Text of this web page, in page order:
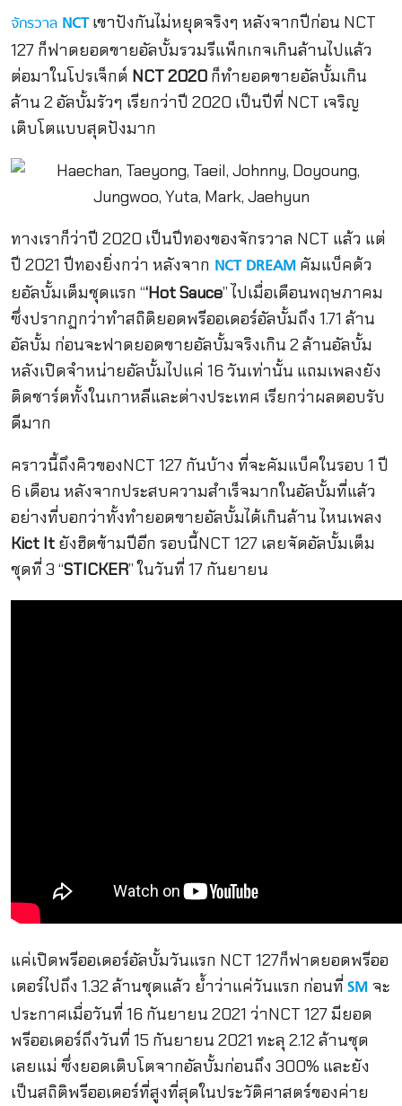
จักรวาลNCTเขาปังกันไม่หยุดจริงๆ หลังจากปีก่อน NCT
127 ก็ฟาดยอดขายอัลบั้มรวมรีแพ็กเกจเกินล้านไปแล้ว
ต่อมาในโปรเจ็กต์ NCT 2020ก็ทำยอดขายอัลบั้มเกิน
ล้าน 2 อัลบั้มรัวๆ เรียกว่าปี 2020 เป็นปีที่ NCT เจริญ
เติบโตแบบสุดปังมาก
ทางเราก็ว่าปี 2020 เป็นปีทองของจักรวาล NCT แล้ว แต่
ปี 2021 ปีทองยิ่งกว่า หลังจาก NCT DREAMคัมแบ็คด้ว
ยอัลบั้มเต็มชุดแรก “‘Hot Sauce” ไปเมื่อเดือนพฤษภาคม
ซึ่งปรากฏกว่าทำสถิติยอดพรีออเดอร์อัลบั้มถึง 1.71 ล้าน
อัลบั้ม ก่อนจะฟาดยอดขายอัลบั้มจริงเกิน 2 ล้านอัลบั้ม
หลังเปิดจำหน่ายอัลบั้มไปแค่ 16 วันเท่านั้น แถมเพลงยัง
ติดชาร์ตทั้งในเกาหลีและต่างประเทศ เรียกว่าผลตอบรับ
ดีมาก
คราวนี้ถึงคิวของNCT 127 กันบ้าง ที่จะคัมแบ็คในรอบ 1 ปี
6 เดือน หลังจากประสบความสำเร็จมากในอัลบั้มที่แล้ว
อย่างที่บอกว่าทั้งทำยอดขายอัลบั้มได้เกินล้าน ไหนเพลง
Kict Itยังฮิตข้ามปีอีก รอบนี้NCT 127 เลยจัดอัลบั้มเต็ม
ชุดที่ 3 “STICKER” ในวันที่ 17 กันยายน
แค่เปิดพรีออเดอร์อัลบั้มวันแรก NCT 127ก็ฟาดยอดพรีออ
เดอร์ไปถึง 1.32 ล้านชุดแล้ว ย้ำว่าแค่วันแรก ก่อนที่ SM จะ
ประกาศเมื่อวันที่ 16 กันยายน 2021 ว่าNCT 127 มียอด
พรีออเดอร์ถึงวันที่ 15 กันยายน 2021 ทะลุ 2.12 ล้านชุด
เลยแม่ ซึ่งยอดเติบโตจากอัลบั้มก่อนถึง 300% และยัง
เป็นสถิติพรีออเดอร์ที่สูงที่สุดในประวัติศาสตร์ของค่าย